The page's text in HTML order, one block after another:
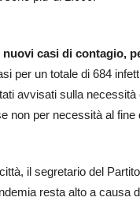
casi di contagio,
per un totale di 684
avvisati sulla necessità
non per necessità al
il segretario del
resta alto a causa